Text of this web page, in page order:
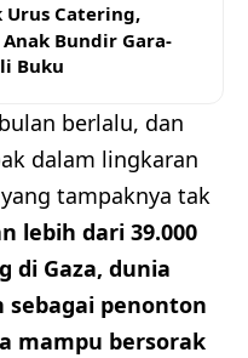
Urus Catering,
Bundir Gara-
Buku
berlalu, dan
dalam lingkaran
tampaknya tak
lebih dari 39.000
di Gaza, dunia
sebagai penonton
mampu bersorak